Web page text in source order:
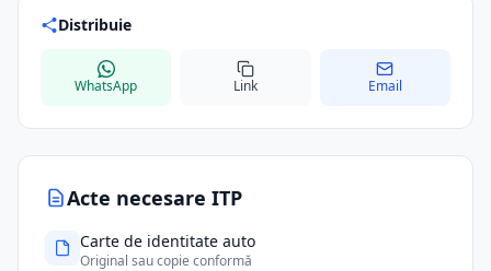
Acte necesare ITP
Carte de identitate auto
Original sau copie conformă
Distribuie
WhatsApp Link Email